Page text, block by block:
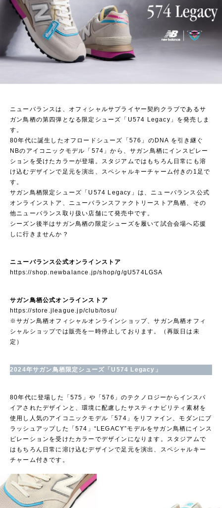
ニューバランスは、オフィシャルサプライヤー契約クラブであるサ
ガン鳥栖の第四弾となる限定シューズ「U574 Legacy」を発売しま
す。
80年代に誕生したオフロードシューズ「576」のDNA を引き継ぐ
NBのアイコニックモデル「574」から、サガン鳥栖にインスピレー
ションを受けたカラーが登場。スタジアムではもちろん日常にも溶
け込むデザインで足元を演出、スペシャルキーチャーム付きの1足で
す。
サガン鳥栖限定シューズ「U574 Legacy」は、ニューバランス公式
オンラインストア、ニューバランスファクトリーストア鳥栖、その
他ニューバランス取り扱い店舗にて発売中です。
シーズン後半はサガン鳥栖の限定シューズを履いて試合会場へ応援
しに行きませんか？
ニューバランス公式オンラインストア
https://shop.newbalance.jp/shop/g/gU574LGSA
サガン鳥栖公式オンラインストア
https://store.jleague.jp/club/tosu/
※サガン鳥栖オフィシャルオンラインショップ、サガン鳥栖オフィ
シャルショップでは販売を一時停止しております。（再販日は未
定）
2024年サガン鳥栖限定シューズ「U574 Legacy」
80年代に登場した「575」や「576」のテクノロジーからインスパ
イアされたデザインと、環境に配慮したサスティナビリティ素材を
使用し人気のアイコニックモデル「574」をリファイン、モダンにブ
ラッシュアップした「574」“LEGACY”モデルをサガン鳥栖にインス
ピレーションを受けたカラーでデザインになります。スタジアムで
はもちろん日常に溶け込むデザインで足元を演出、スペシャルキー
チャーム付きです。